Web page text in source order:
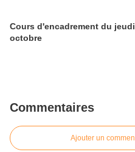
Cours d'encadrement du
octobre
Commentaires
Ajouter un